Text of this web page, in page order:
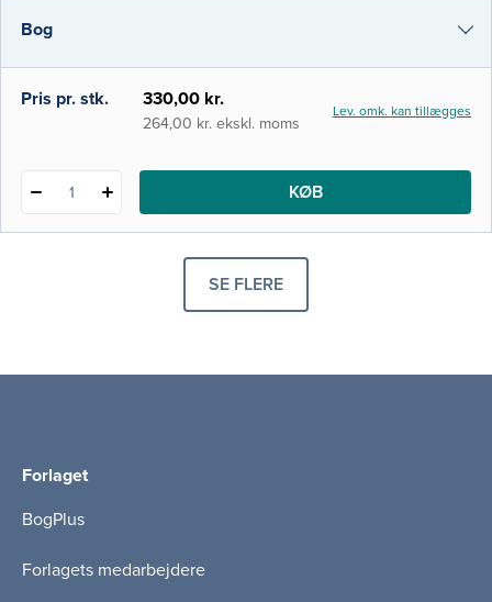
Den første del bes
Bog
i-bog
Pris pr. stk. 330,00 kr.
264,00 kr. ekskl. moms
Lev. omk. kan tillægges
1 KØB
SE FLERE
PRODUKTER
Forlaget
BogPlus
Forlagets medarbejdere